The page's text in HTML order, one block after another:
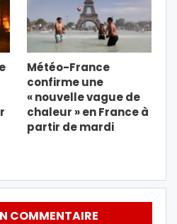
Météo-France
confirme une
« nouvelle vague de
chaleur » en France à
partir de mardi
COMMENTAIRE